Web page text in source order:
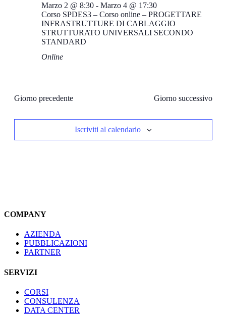
Corso SPDES3 – Corso online – PROGETTARE
INFRASTRUTTURE DI CABLAGGIO
STRUTTURATO UNIVERSALI SECONDO
STANDARD
Marzo 2 @ 8:30- Marzo 4 @ 17:30
Online
Giorno precedente Giorno successivo
Iscriviti al calendario
COMPANY
AZIENDA
PUBBLICAZIONI
PARTNER
SERVIZI
CORSI
CONSULENZA
DATA CENTER